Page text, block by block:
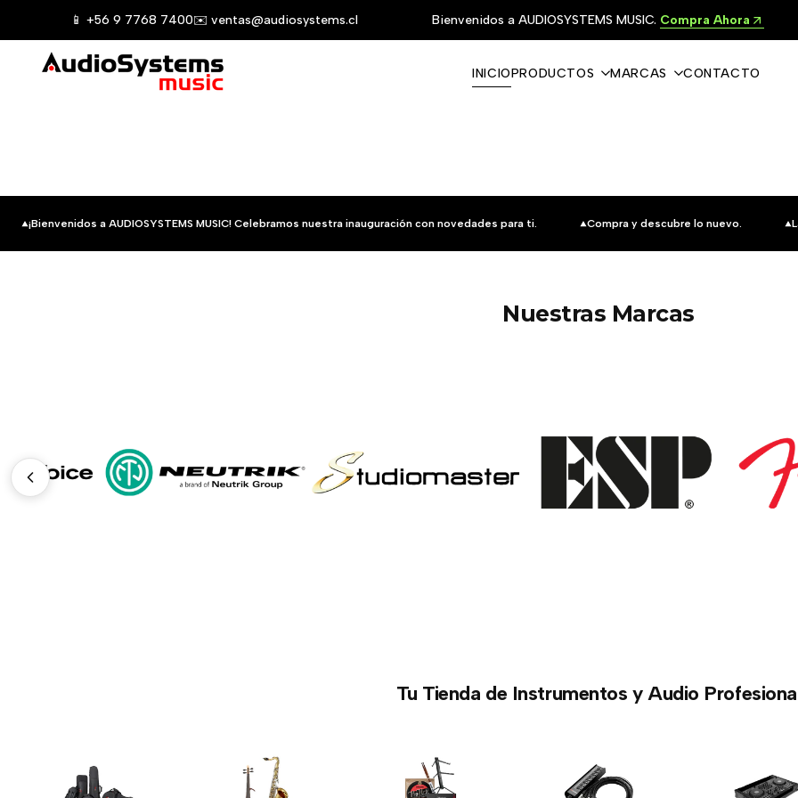
📱 +56 9 7768 7400✉️ ventas@audiosystems.cl Bienvenidos a AUDIOSYSTEMS MUSIC. Compra Ahora
INICIOPRODUCTOS MARCAS CONTACTO
¡Bienvenidos a AUDIOSYSTEMS MUSIC! Celebramos nuestra inauguración con novedades para ti. Compra y descubre lo nuevo.
Nuestras Marcas
Tu Tienda de Instrumentos y Audio